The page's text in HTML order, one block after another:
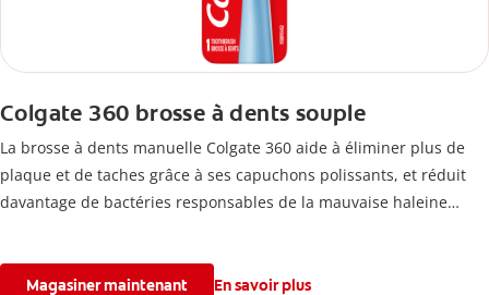
Colgate 360 brosse à dents souple
La brosse à dents manuelle Colgate 360 aide à éliminer plus de
plaque et de taches grâce à ses capuchons polissants, et réduit
davantage de bactéries responsables de la mauvaise haleine
Magasiner maintenant En savoir plus